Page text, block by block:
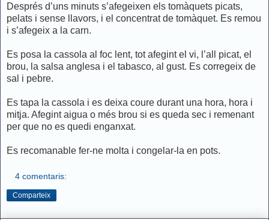
Després d’uns minuts s’afegeixen els tomàquets picats,
pelats i sense llavors, i el concentrat de tomàquet. Es remou
i s’afegeix a la carn.
Es posa la cassola al foc lent, tot afegint el vi, l’all picat, el
brou, la salsa anglesa i el tabasco, al gust. Es corregeix de
sal i pebre.
Es tapa la cassola i es deixa coure durant una hora, hora i
mitja. Afegint aigua o més brou si es queda sec i remenant
per que no es quedi enganxat.
Es recomanable fer-ne molta i congelar-la en pots.
4 comentaris:
Comparteix